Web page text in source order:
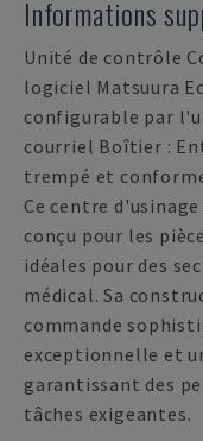
Informations
Unité de contrôle
logiciel Matsuura
configurable par
courriel Boîtier :
trempé et
Ce centre
conçu pour les
idéales pour des
médical. Sa
commande
exceptionnelle et
garantissant des
tâches exigeantes.